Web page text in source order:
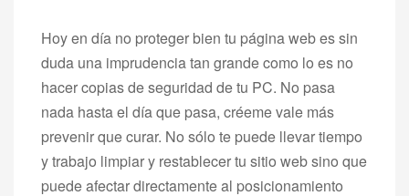
Hoy en día no proteger bien tu página web es sin
duda una imprudencia tan grande como lo es no
hacer copias de seguridad de tu PC. No pasa
nada hasta el día que pasa, créeme vale más
prevenir que curar. No sólo te puede llevar tiempo
y trabajo limpiar y restablecer tu sitio web sino que
puede afectar directamente al posicionamiento